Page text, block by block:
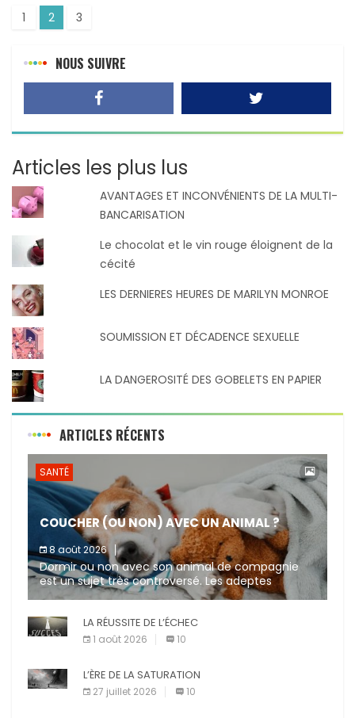
1 2 3
NOUS SUIVRE
Articles les plus lus
AVANTAGES ET INCONVÉNIENTS DE LA MULTI-
BANCARISATION
Le chocolat et le vin rouge éloignent de la
cécité
LES DERNIERES HEURES DE MARILYN MONROE
SOUMISSION ET DÉCADENCE SEXUELLE
LA DANGEROSITÉ DES GOBELETS EN PAPIER
ARTICLES RÉCENTS
SANTÉ
COUCHER (OU NON) AVEC UN ANIMAL ?
8 août 2026
Dormir ou non avec son animal de compagnie
est un sujet très controversé. Les adeptes
affirment que la présence de leur compagnon à
LA RÉUSSITE DE L’ÉCHEC
1 août 2026 10
L’ÈRE DE LA SATURATION
27 juillet 2026 10